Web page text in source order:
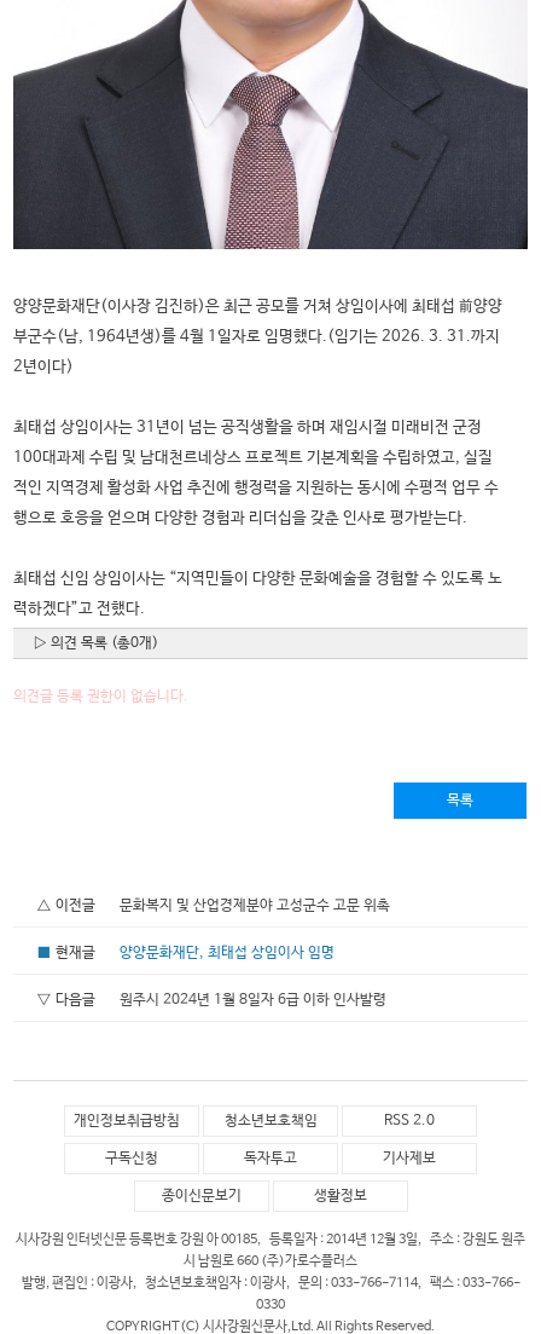
양양문화재단(이사장 김진하)은 최근 공모를 거쳐 상임이사에 최태섭 前양양
부군수(남, 1964년생)를 4월 1일자로 임명했다.(임기는 2026. 3. 31.까지
2년이다)
최태섭 상임이사는 31년이 넘는 공직생활을 하며 재임시절 미래비전 군정
100대과제 수립 및 남대천르네상스 프로젝트 기본계획을 수립하였고, 실질
적인 지역경제 활성화 사업 추진에 행정력을 지원하는 동시에 수평적 업무 수
행으로 호응을 얻으며 다양한 경험과 리더십을 갖춘 인사로 평가받는다.
최태섭 신임 상임이사는 “지역민들이 다양한 문화예술을 경험할 수 있도록 노
력하겠다”고 전했다.
▷ 의견 목록 (총0개)
의견글 등록 권한이 없습니다.
목록
△ 이전글문화복지 및 산업경제분야 고성군수 고문 위촉
■ 현재글양양문화재단, 최태섭 상임이사 임명
▽ 다음글원주시 2024년 1월 8일자 6급 이하 인사발령
개인정보취급방침 청소년보호책임 RSS 2.0
구독신청 독자투고 기사제보
종이신문보기 생활정보
시사강원 인터넷신문 등록번호 강원 아 00185, 등록일자 : 2014년 12월 3일, 주소 : 강원도 원주
시 남원로 660 (주)가로수플러스
발행, 편집인 : 이광사, 청소년보호책임자 : 이광사, 문의 : 033-766-7114, 팩스 : 033-766-
0330
COPYRIGHT(C) 시사강원신문사,Ltd. All Rights Reserved.